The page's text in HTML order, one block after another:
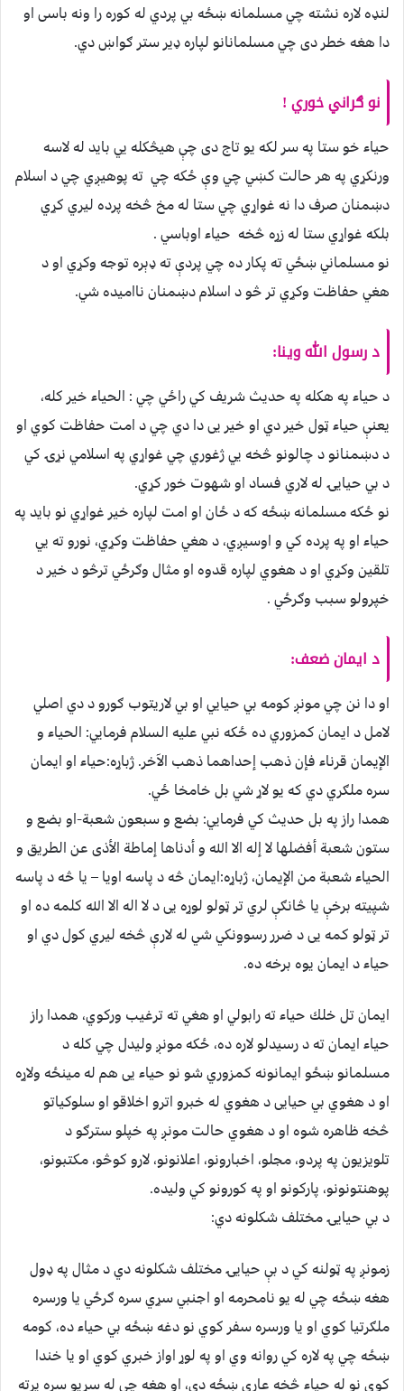
لنډه لاره نشته چي مسلمانه ښځه بي پردي له كوره را ونه باسی او
دا هغه خطر دى چي مسلمانانو لپاره ډير ستر ګواښ دي.
نو ګراني خوري !
حياء خو ستا په سر لكه يو تاج دى چې هيڅكله يي بايد له لاسه
ورنكړي په هر حالت كښي چي وې ځكه چي ته پوهيږي چي د اسلام
دښمنان صرف دا نه غواړي چي ستا له مخ څخه پرده ليري كړي
بلكه غواړي ستا له زړه څخه حياء اوباسي .
نو مسلماني ښځي ته پكار ده چي پردې ته ډېره توجه وكړي او د
هغي حفاظت وكړي تر څو د اسلام دښمنان نااميده شي.
د رسول الله وینا:
د حياء په هکله په حديث شريف كي راځي چي : الحياء خير كله،
يعنې حياء ټول خير دي او خير يى دا دي چي د امت حفاظت كوي او
د دښمنانو د چالونو څخه يي ژغوري چي غواړي په اسلامي نړۍ كي
د بي حيايۍ له لاري فساد او شهوت خور كړي.
نو ځكه مسلمانه ښځه كه د ځان او امت لپاره خير غواړي نو بايد په
حياء او په پرده كي و اوسيږي، د هغي حفاظت وكړي، نورو ته يي
تلقين وكړي او د هغوي لپاره قدوه او مثال وګرځي ترڅو د خير د
خپرولو سبب وګرځي .
د ايمان ضعف:
او دا نن چي مونږ كومه بي حيايي او بي لاریتوب ګورو د دي اصلي
لامل د ايمان كمزوري ده ځكه نبي عليه السلام فرمايي: الحياء و
الإيمان قرناء فإن ذهب إحداهما ذهب الآخر. ژباړه:حياء او ايمان
سره ملګري دي كه يو لاړ شي بل خامخا ځي.
همدا راز په بل حديث كي فرمايي: بضع و سبعون شعبة-او بضع و
ستون شعبة أفضلها لا إله الا الله و أدناها إماطة الأذى عن الطريق و
الحياء شعبة من الإيمان، ژباړه:ايمان څه د پاسه اويا – يا څه د پاسه
شپيته برخې یا څانګې لري تر ټولو لوړه يى د لا اله الا الله كلمه ده او
تر ټولو كمه يى د ضرر رسوونكي شي له لارې څخه ليري كول دي او
حياء د ايمان يوه برخه ده.
ايمان تل خلك حياء ته رابولي او هغي ته ترغيب وركوي، همدا راز
حياء ايمان ته د رسيدلو لاره ده، ځكه مونږ وليدل چي كله د
مسلمانو ښځو ايمانونه كمزوري شو نو حياء يى هم له مينځه ولاړه
او د هغوي بي حيايى د هغوي له خبرو اترو اخلاقو او سلوكياتو
څخه ظاهره شوه او د هغوي حالت مونږ په خپلو سترګو د
تلويزيون په پردو، مجلو، اخبارونو، اعلانونو، لارو كوڅو، مكتبونو،
پوهنتونونو، پاركونو او په كورونو كي وليده.
د بي حيايۍ مختلف شكلونه دي:
زمونږ په ټولنه كي د بې حيايۍ مختلف شكلونه دي د مثال په ډول
هغه ښځه چي له يو نامحرمه او اجنبي سړي سره ګرځي يا ورسره
ملګرتيا كوي او يا ورسره سفر كوي نو دغه ښځه بي حياء ده، كومه
ښځه چي په لاره كي روانه وي او په لوړ اواز خبري كوي او يا خندا
كوي نو له حياء څخه عاري ښځه دي، او هغه چي له سړيو سره پرته